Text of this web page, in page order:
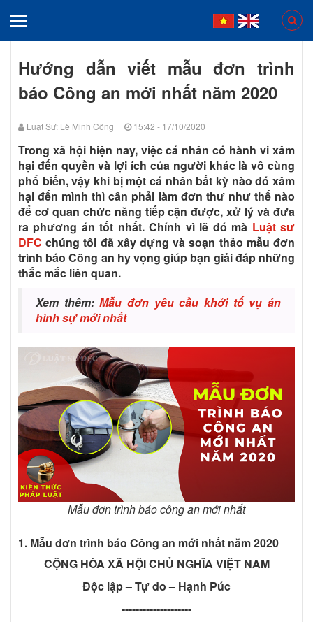
Hướng dẫn viết mẫu đơn trình
báo Công an mới nhất năm 2020
Luật Sư: Lê Minh Công 15:42 - 17/10/2020
Trong xã hội hiện nay, việc cá nhân có hành vi xâm
hại đến quyền và lợi ích của người khác là vô cùng
phổ biến, vậy khi bị một cá nhân bất kỳ nào đó xâm
hại đến mình thì cần phải làm đơn thư như thế nào
để cơ quan chức năng tiếp cận được, xử lý và đưa
ra phương án tốt nhất. Chính vì lẽ đó mà Luật sư
DFC chúng tôi đã xây dựng và soạn thảo mẫu đơn
trình báo Công an hy vọng giúp bạn giải đáp những
thắc mắc liên quan.
Xem thêm:Mẫu đơn yêu cầu khởi tố vụ án
hình sự mới nhất
Mẫu đơn trình báo công an mới nhất
1. Mẫu đơn trình báo Công an mới nhất năm 2020
CỘNG HÒA XÃ HỘI CHỦ NGHĨA VIỆT NAM
Độc lập – Tự do – Hạnh Púc
--------------------